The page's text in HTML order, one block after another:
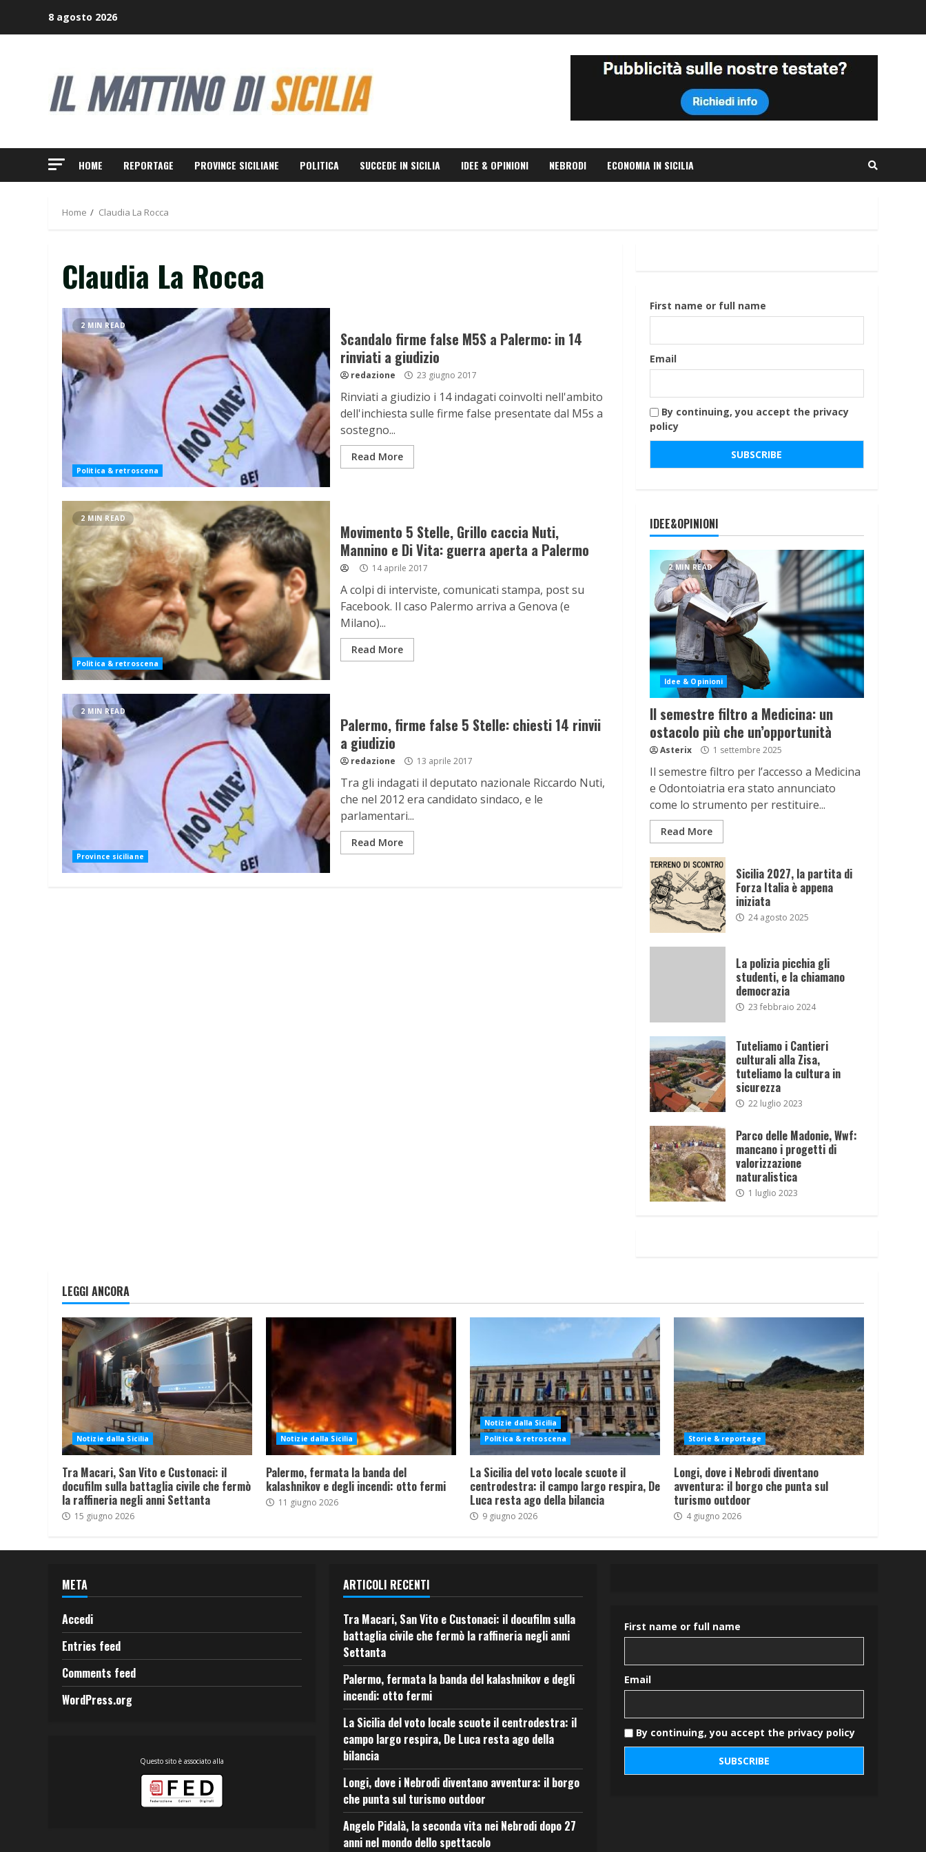
8 agosto 2026
HOME REPORTAGE PROVINCE SICILIANE POLITICA SUCCEDE IN SICILIA IDEE & OPINIONI NEBRODI ECONOMIA IN SICILIA
Home Claudia La Rocca
Claudia La Rocca
2 MIN READ
Politica & retroscena
Scandalo firme false M5S a Palermo: in 14
rinviati a giudizio
redazione 23 giugno 2017
Rinviati a giudizio i 14 indagati coinvolti nell'ambito
dell'inchiesta sulle firme false presentate dal M5s a
sostegno...
Read More
2 MIN READ
Politica & retroscena
Movimento 5 Stelle, Grillo caccia Nuti,
Mannino e Di Vita: guerra aperta a Palermo
14 aprile 2017
A colpi di interviste, comunicati stampa, post su
Facebook. Il caso Palermo arriva a Genova (e
Milano)...
Read More
2 MIN READ
Province siciliane
Palermo, firme false 5 Stelle: chiesti 14 rinvii
a giudizio
redazione 13 aprile 2017
Tra gli indagati il deputato nazionale Riccardo Nuti,
che nel 2012 era candidato sindaco, e le
parlamentari...
Read More
First name or full name
Email
By continuing, you accept the privacy
policy
IDEE&OPINIONI
2 MIN READ
Idee & Opinioni
Il semestre filtro a Medicina: un
ostacolo più che un’opportunità
Asterix 1 settembre 2025
Il semestre filtro per l’accesso a Medicina
e Odontoiatria era stato annunciato
come lo strumento per restituire...
Read More
Sicilia 2027, la partita di
Forza Italia è appena
iniziata
24 agosto 2025
La polizia picchia gli
studenti, e la chiamano
democrazia
23 febbraio 2024
Tuteliamo i Cantieri
culturali alla Zisa,
tuteliamo la cultura in
sicurezza
22 luglio 2023
Parco delle Madonie, Wwf:
mancano i progetti di
valorizzazione
naturalistica
1 luglio 2023
LEGGI ANCORA
Notizie dalla Sicilia
Tra Macari, San Vito e Custonaci: il
docufilm sulla battaglia civile che fermò
la raffineria negli anni Settanta
15 giugno 2026
Notizie dalla Sicilia
Palermo, fermata la banda del
kalashnikov e degli incendi: otto fermi
11 giugno 2026
Notizie dalla Sicilia
Politica & retroscena
La Sicilia del voto locale scuote il
centrodestra: il campo largo respira, De
Luca resta ago della bilancia
9 giugno 2026
Storie & reportage
Longi, dove i Nebrodi diventano
avventura: il borgo che punta sul
turismo outdoor
4 giugno 2026
META
Accedi
Entries feed
Comments feed
WordPress.org
Questo sito è associato alla
ARTICOLI RECENTI
Tra Macari, San Vito e Custonaci: il docufilm sulla
battaglia civile che fermò la raffineria negli anni
Settanta
Palermo, fermata la banda del kalashnikov e degli
incendi: otto fermi
La Sicilia del voto locale scuote il centrodestra: il
campo largo respira, De Luca resta ago della
bilancia
Longi, dove i Nebrodi diventano avventura: il borgo
che punta sul turismo outdoor
Angelo Pidalà, la seconda vita nei Nebrodi dopo 27
anni nel mondo dello spettacolo
First name or full name
Email
By continuing, you accept the privacy policy